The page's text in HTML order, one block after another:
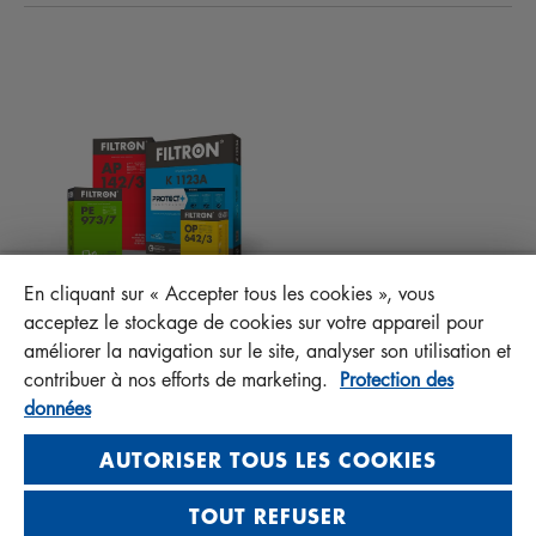
PROTECT+
FAQ
MANN+HUMMEL FT Poland
Sp. z o. o. Sp. k.
ul. Wrocławska 145, 63-800 GOSTYŃ, POLAND
Privacy Statement
Imprint
Visit us on social media
En cliquant sur « Accepter tous les cookies », vous
acceptez le stockage de cookies sur votre appareil pour
améliorer la navigation sur le site, analyser son utilisation et
contribuer à nos efforts de marketing. Protection des
données
AUTORISER TOUS LES COOKIES
TOUT REFUSER